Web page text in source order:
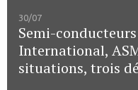
30/07
Semi-
International,
situations, trois